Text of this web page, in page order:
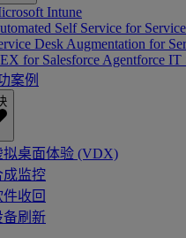
Intune
Self Service for
Desk Augmentation for
for Salesforce Agentforce IT
案例
拟桌面体验 (VDX)
成监控
件收回
备刷新